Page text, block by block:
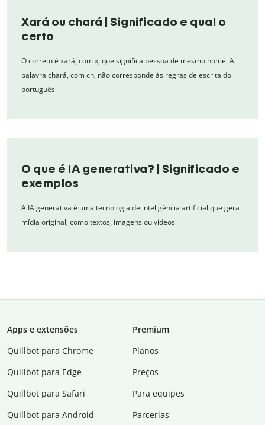
Xará ou chará | Significado e qual o
certo
O correto é xará, com x, que significa pessoa de mesmo nome. A
palavra chará, com ch, não corresponde às regras de escrita do
português.
O que é IA generativa? | Significado e
exemplos
A IA generativa é uma tecnologia de inteligência artificial que gera
mídia original, como textos, imagens ou vídeos.
Apps e extensões
Quillbot para Chrome
Quillbot para Edge
Quillbot para Safari
Quillbot para Android
Premium
Planos
Preços
Para equipes
Parcerias